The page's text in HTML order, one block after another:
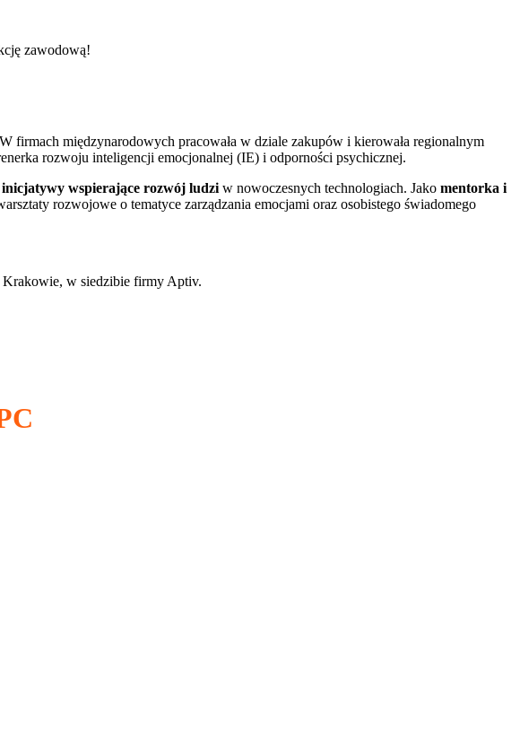
zawodową!
firmach międzynarodowych pracowała w dziale zakupów i kierowała regionalnym
rozwoju inteligencji emocjonalnej (IE) i odporności psychicznej.
inicjatywy wspierające rozwój ludzi w nowoczesnych technologiach. Jako mentorka i
rozwojowe o tematyce zarządzania emocjami oraz osobistego świadomego
Krakowie, w siedzibie firmy Aptiv.